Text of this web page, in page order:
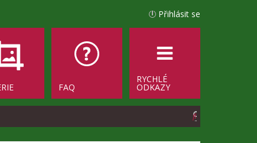
Přihlásit se
RYCHLÉ
ODKAZY
FAQ
H